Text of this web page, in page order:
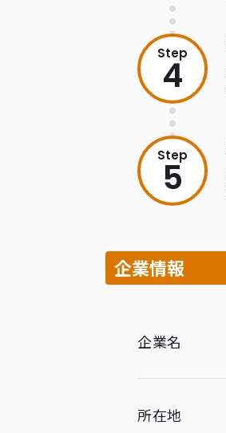
Step
4
Step
5
企業情報
企業名
所在地